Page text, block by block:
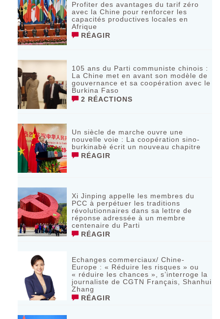
Profiter des avantages du tarif zéro
avec la Chine pour renforcer les
capacités productives locales en
Afrique
RÉAGIR
105 ans du Parti communiste chinois :
La Chine met en avant son modèle de
gouvernance et sa coopération avec le
Burkina Faso
2 RÉACTIONS
Un siècle de marche ouvre une
nouvelle voie : La coopération sino-
burkinabè écrit un nouveau chapitre
RÉAGIR
Xi Jinping appelle les membres du
PCC à perpétuer les traditions
révolutionnaires dans sa lettre de
réponse adressée à un membre
centenaire du Parti
RÉAGIR
Echanges commerciaux/ Chine-
Europe : « Réduire les risques » ou
« réduire les chances », s’interroge la
journaliste de CGTN Français, Shanhui
Zhang
RÉAGIR